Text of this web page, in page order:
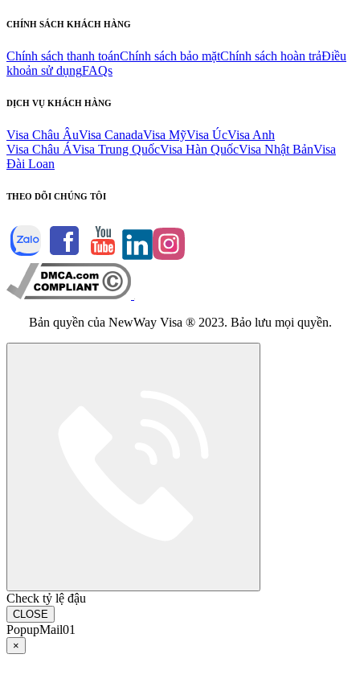
CHÍNH SÁCH KHÁCH HÀNG
Chính sách thanh toánChính sách bảo mặtChính sách hoàn trảĐiều
khoản sử dụngFAQs
DỊCH VỤ KHÁCH HÀNG
Visa Châu ÂuVisa CanadaVisa MỹVisa ÚcVisa Anh
Visa Châu ÁVisa Trung QuốcVisa Hàn QuốcVisa Nhật BảnVisa
Đài Loan
THEO DÕI CHÚNG TÔI
Bản quyền của NewWay Visa ® 2023. Bảo lưu mọi quyền.
Check tỷ lệ đậu
CLOSE
PopupMail01
×